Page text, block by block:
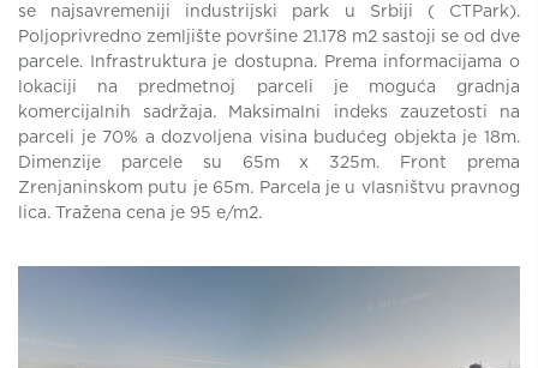
se najsavremeniji industrijski park u Srbiji ( CTPark).
Poljoprivredno zemljište površine 21.178 m2 sastoji se od dve
parcele. Infrastruktura je dostupna. Prema informacijama o
lokaciji na predmetnoj parceli je moguća gradnja
komercijalnih sadržaja. Maksimalni indeks zauzetosti na
parceli je 70% a dozvoljena visina budućeg objekta je 18m.
Dimenzije parcele su 65m x 325m. Front prema
Zrenjaninskom putu je 65m. Parcela je u vlasništvu pravnog
lica. Tražena cena je 95 e/m2.